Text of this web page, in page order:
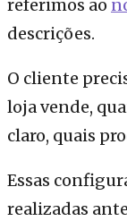
referimos ao
descrições.
O cliente
loja vende,
claro, quais
Essas
realizadas